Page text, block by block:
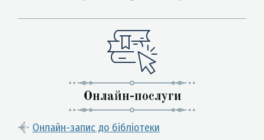
Онлайн-послуги
Онлайн-запис до бібліотеки